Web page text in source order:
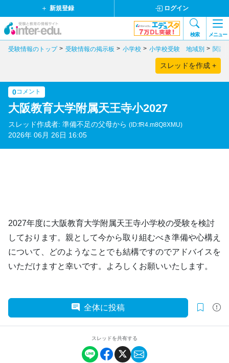
新規登録 ログイン
検索 メニュー
受験情報のトップ 受験情報の掲示板 小学校 小学校受験 地域別 関西
スレッドを作成 +
0コメント
大阪教育大学附属天王寺小2027
スレッド作成者: 準備不足の父母から (ID:fR4.m8Q8XMU)
2026年 06月 26日 16:05
2027年度に大阪教育大学附属天王寺小学校の受験を検討
しております。親として今から取り組むべき準備や心構え
について、どのようなことでも結構ですのでアドバイスを
いただけますと幸いです。よろしくお願いいたします。
全体に投稿
スレッドを共有する